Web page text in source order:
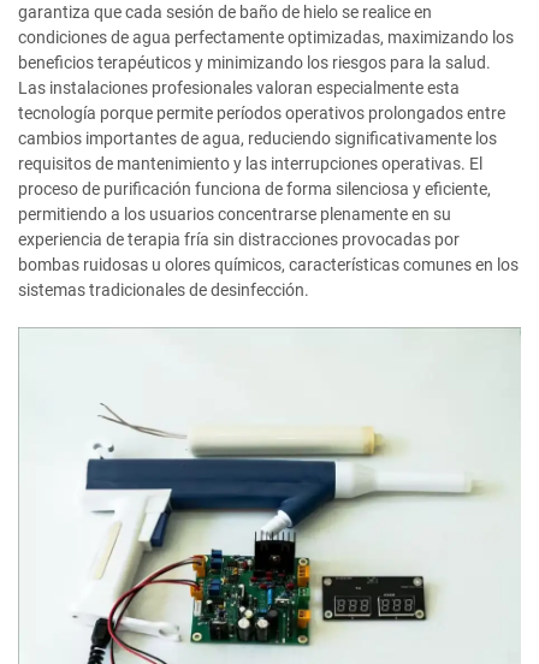
garantiza que cada sesión de baño de hielo se realice en
condiciones de agua perfectamente optimizadas, maximizando los
beneficios terapéuticos y minimizando los riesgos para la salud.
Las instalaciones profesionales valoran especialmente esta
tecnología porque permite períodos operativos prolongados entre
cambios importantes de agua, reduciendo significativamente los
requisitos de mantenimiento y las interrupciones operativas. El
proceso de purificación funciona de forma silenciosa y eficiente,
permitiendo a los usuarios concentrarse plenamente en su
experiencia de terapia fría sin distracciones provocadas por
bombas ruidosas u olores químicos, características comunes en los
sistemas tradicionales de desinfección.